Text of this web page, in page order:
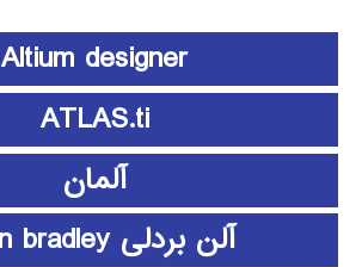
Altium designer
ATLAS.ti
آلمان
آلن بردلی Allen bradley